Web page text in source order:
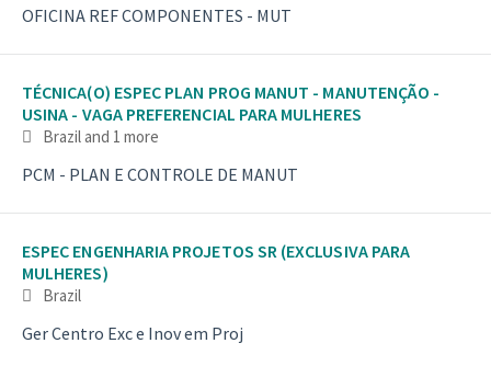
OFICINA REF COMPONENTES - MUT
TÉCNICA(O) ESPEC PLAN PROG MANUT - MANUTENÇÃO -
USINA - VAGA PREFERENCIAL PARA MULHERES
Braziland 1 more
PCM - PLAN E CONTROLE DE MANUT
ESPEC ENGENHARIA PROJETOS SR (EXCLUSIVA PARA
MULHERES)
Brazil
Ger Centro Exc e Inov em Proj